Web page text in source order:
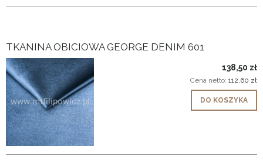
TKANINA OBICIOWA GEORGE DENIM 601
138,50 zł
Cena netto: 112,60 zł
DO KOSZYKA